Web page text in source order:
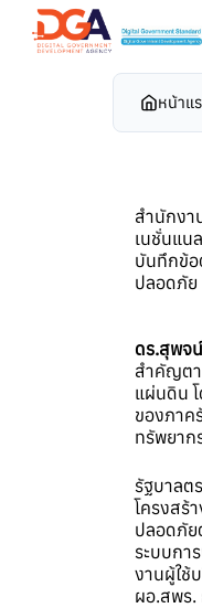
หน้าแ
สำนักงา
เนชั่นแน
บันทึกข้อ
ปลอดภัย
ดร.สุพจ
สำคัญตา
แผ่นดิน
ของภาค
ทรัพยาก
รัฐบาลต
โครงสร้
ปลอดภัย
ระบบกา
งานผู้ใช้
ผอ.สพร.